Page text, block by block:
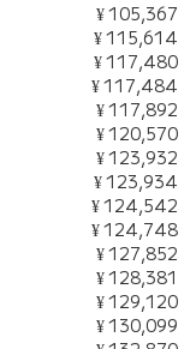
¥ 105,367
¥ 115,614
¥ 117,480
¥ 117,484
¥ 117,892
¥ 120,570
¥ 123,932
¥ 123,934
¥ 124,542
¥ 124,748
¥ 127,852
¥ 128,381
¥ 129,120
¥ 130,099